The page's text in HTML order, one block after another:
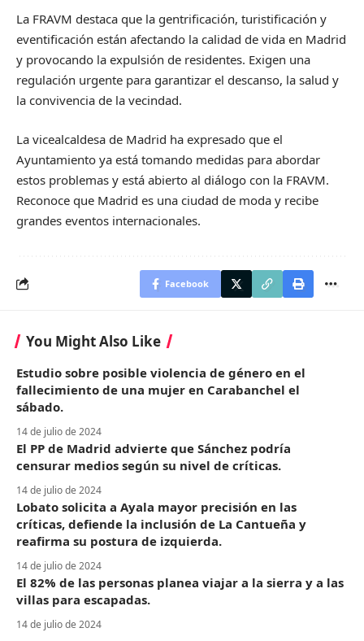
La FRAVM destaca que la gentrificación, turistificación y
eventificación están afectando la calidad de vida en Madrid
y provocando la expulsión de residentes. Exigen una
regulación urgente para garantizar el descanso, la salud y
la convivencia de la vecindad.
La vicealcaldesa de Madrid ha expresado que el
Ayuntamiento ya está tomando medidas para abordar
estos problemas y está abierto al diálogo con la FRAVM.
Reconoce que Madrid es una ciudad de moda y recibe
grandes eventos internacionales.
Facebook
You Might Also Like
Estudio sobre posible violencia de género en el
fallecimiento de una mujer en Carabanchel el
sábado.
14 de julio de 2024
El PP de Madrid advierte que Sánchez podría
censurar medios según su nivel de críticas.
14 de julio de 2024
Lobato solicita a Ayala mayor precisión en las
críticas, defiende la inclusión de La Cantueña y
reafirma su postura de izquierda.
14 de julio de 2024
El 82% de las personas planea viajar a la sierra y a las
villas para escapadas.
14 de julio de 2024